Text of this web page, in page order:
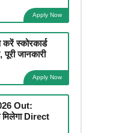
Apply Now
स्कोरकार्ड
जानकारी
Apply Now
Out:
Direct